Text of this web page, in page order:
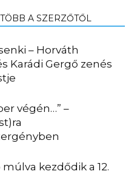
TÖBB A SZERZŐTŐL
– Horváth
Karádi Gergő zenés
végén…” –
kezdődik a 12.